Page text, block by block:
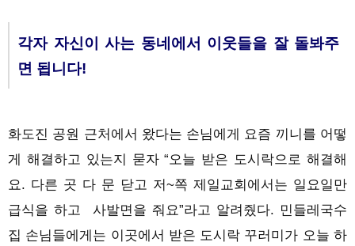
각자 자신이 사는 동네에서 이웃들을 잘 돌봐주
면 됩니다!
화도진 공원 근처에서 왔다는 손님에게 요즘 끼니를 어떻
게 해결하고 있는지 묻자 “오늘 받은 도시락으로 해결해
요. 다른 곳 다 문 닫고 저~쪽 제일교회에서는 일요일만
급식을 하고 사발면을 줘요”라고 알려줬다. 민들레국수
집 손님들에게는 이곳에서 받은 도시락 꾸러미가 오늘 하